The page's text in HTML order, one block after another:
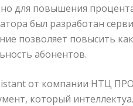
для повышения
был разработан
позволяет повысить
абонентов.
от компании НТЦ
который